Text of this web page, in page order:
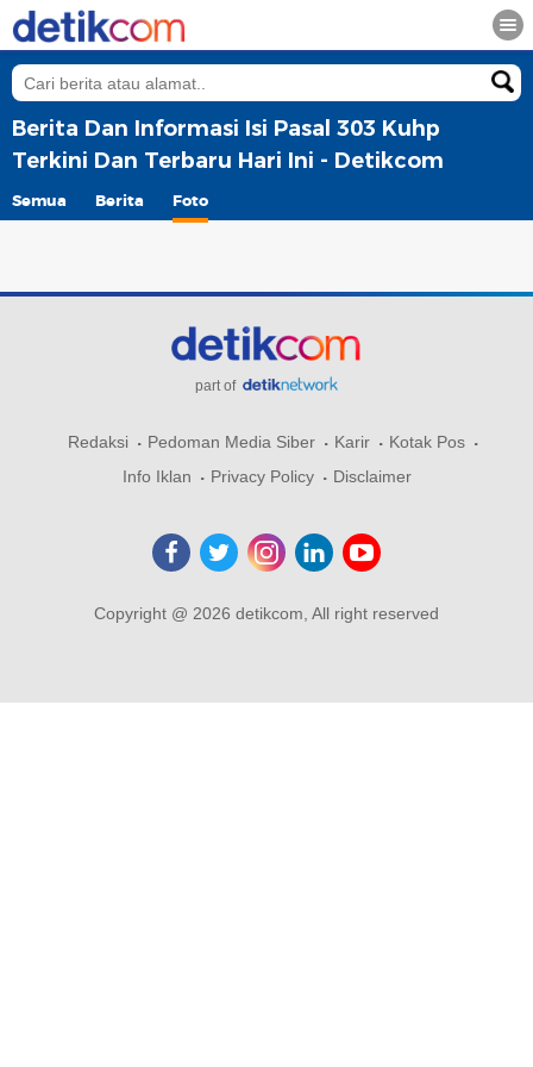
Berita Dan Informasi Isi Pasal 303 Kuhp
Terkini Dan Terbaru Hari Ini - Detikcom
Semua Berita Foto
part of
Redaksi Pedoman Media Siber Karir
Kotak Pos
Info Iklan
Privacy Policy Disclaimer
Copyright @ 2026 detikcom, All right reserved